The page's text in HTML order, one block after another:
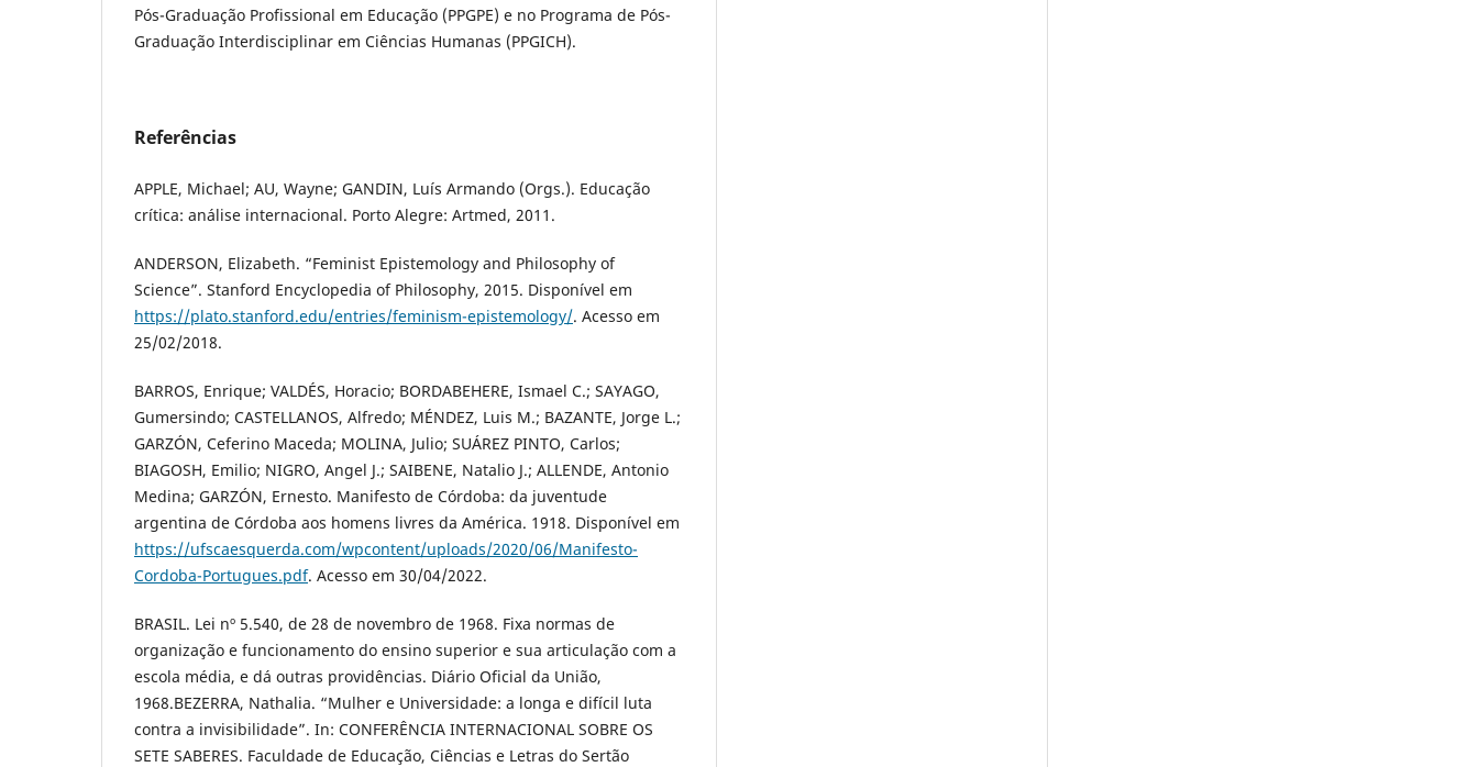
Pós-Graduação Profissional em Educação (PPGPE) e no Programa de Pós-
Graduação Interdisciplinar em Ciências Humanas (PPGICH).
Referências
APPLE, Michael; AU, Wayne; GANDIN, Luís Armando (Orgs.). Educação
crítica: análise internacional. Porto Alegre: Artmed, 2011.
ANDERSON, Elizabeth. “Feminist Epistemology and Philosophy of
Science”. Stanford Encyclopedia of Philosophy, 2015. Disponível em
https://plato.stanford.edu/entries/feminism-epistemology/. Acesso em
25/02/2018.
BARROS, Enrique; VALDÉS, Horacio; BORDABEHERE, Ismael C.; SAYAGO,
Gumersindo; CASTELLANOS, Alfredo; MÉNDEZ, Luis M.; BAZANTE, Jorge L.;
GARZÓN, Ceferino Maceda; MOLINA, Julio; SUÁREZ PINTO, Carlos;
BIAGOSH, Emilio; NIGRO, Angel J.; SAIBENE, Natalio J.; ALLENDE, Antonio
Medina; GARZÓN, Ernesto. Manifesto de Córdoba: da juventude
argentina de Córdoba aos homens livres da América. 1918. Disponível em
https://ufscaesquerda.com/wpcontent/uploads/2020/06/Manifesto-
Cordoba-Portugues.pdf. Acesso em 30/04/2022.
BRASIL. Lei nº 5.540, de 28 de novembro de 1968. Fixa normas de
organização e funcionamento do ensino superior e sua articulação com a
escola média, e dá outras providências. Diário Oficial da União,
1968.BEZERRA, Nathalia. “Mulher e Universidade: a longa e difícil luta
contra a invisibilidade”. In: CONFERÊNCIA INTERNACIONAL SOBRE OS
SETE SABERES. Faculdade de Educação, Ciências e Letras do Sertão